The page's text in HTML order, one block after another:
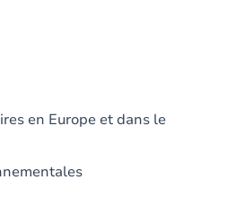
en Europe et dans le